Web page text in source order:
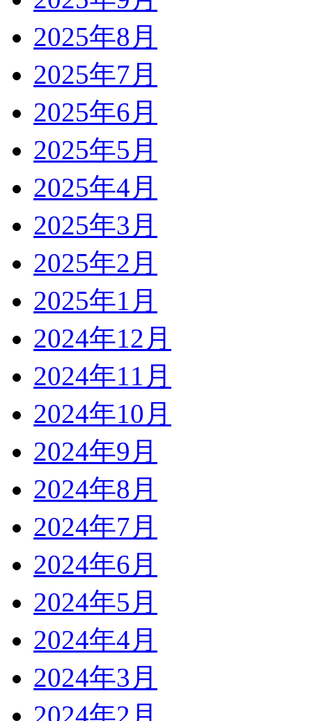
2025年8月
2025年7月
2025年6月
2025年5月
2025年4月
2025年3月
2025年2月
2025年1月
2024年12月
2024年11月
2024年10月
2024年9月
2024年8月
2024年7月
2024年6月
2024年5月
2024年4月
2024年3月
2024年2月